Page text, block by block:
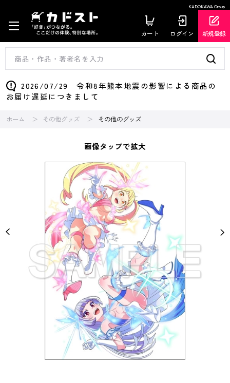
KADOKAWA Group
カート ログイン 新規登録
2026/07/29 令和8年熊本地震の影響による商品の
お届け遅延につきまして
ホーム その他グッズ その他のグッズ
画像タップで拡大